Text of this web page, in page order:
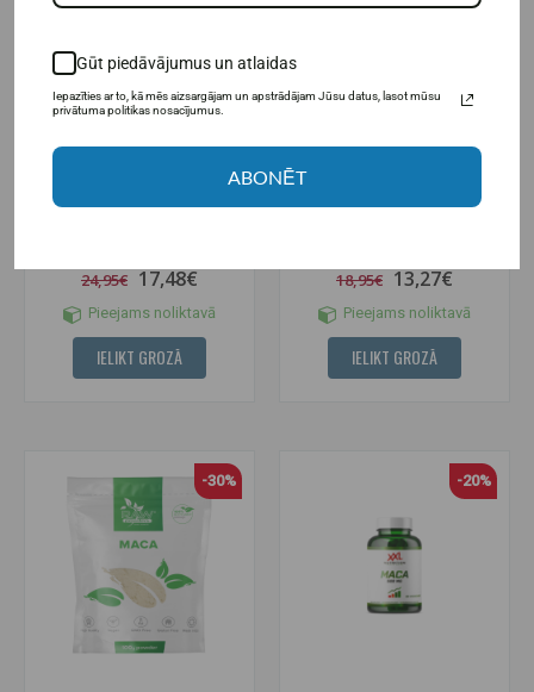
MaxxWin Maca Triple Complex
24,95€ 17,48€
Pieejams noliktavā
IELIKT GROZĀ
Raw Powders Maca Root 10:1
18,95€ 13,27€
Pieejams noliktavā
IELIKT GROZĀ
-30% -20%
Gūt piedāvājumus un atlaidas
Iepazīties ar to, kā mēs aizsargājam un apstrādājam Jūsu datus, lasot mūsu
privātuma politikas nosacījumus.
ABONĒT